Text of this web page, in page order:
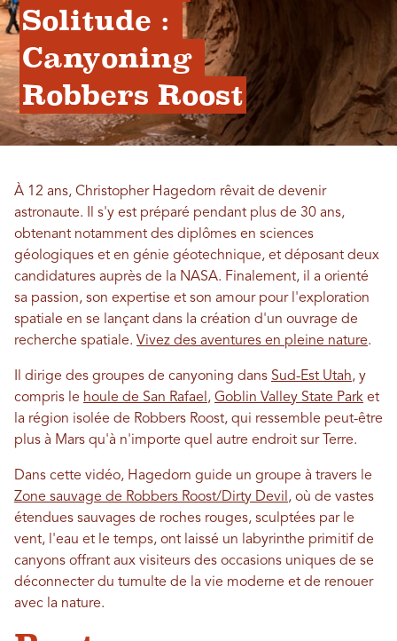
Solitude :
Canyoning
Robbers Roost
À 12 ans, Christopher Hagedorn rêvait de devenir
astronaute. Il s'y est préparé pendant plus de 30 ans,
obtenant notamment des diplômes en sciences
géologiques et en génie géotechnique, et déposant deux
candidatures auprès de la NASA. Finalement, il a orienté
sa passion, son expertise et son amour pour l'exploration
spatiale en se lançant dans la création d'un ouvrage de
recherche spatiale. Vivez des aventures en pleine nature.
Il dirige des groupes de canyoning dans Sud-Est Utah, y
compris le houle de San Rafael , Goblin Valley State Park et
la région isolée de Robbers Roost, qui ressemble peut-être
plus à Mars qu'à n'importe quel autre endroit sur Terre.
Dans cette vidéo, Hagedorn guide un groupe à travers le
Zone sauvage de Robbers Roost/Dirty Devil , où de vastes
étendues sauvages de roches rouges, sculptées par le
vent, l'eau et le temps, ont laissé un labyrinthe primitif de
canyons offrant aux visiteurs des occasions uniques de se
déconnecter du tumulte de la vie moderne et de renouer
avec la nature.